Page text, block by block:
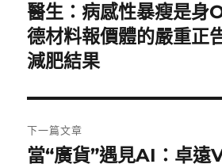
導
覽
一
篇
文
章:
醫生：病感性暴瘦是身
德材料報價體的嚴重正
減肥結果
下一篇文章
下
當“廣貨”遇見AI：卓遠